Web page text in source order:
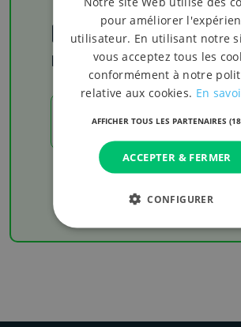
Football
Les résultats
LES RÉSULTATS
Chaque week-end retrouvez les
pour améliorer
utilisateur. En utilisant notre
vous acceptez tous les
conformément à notre
relative aux cookies. En
AFFICHER TOUS LES PARTENAIRES
ACCEPTER & FERMER
CONFIGURER